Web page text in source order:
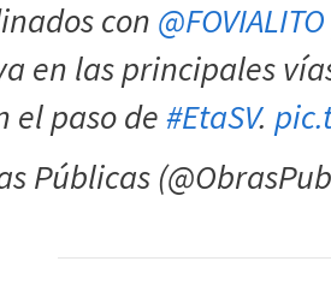
con @FOVIALITO
en las principales
el paso de#EtaSV.
Públicas